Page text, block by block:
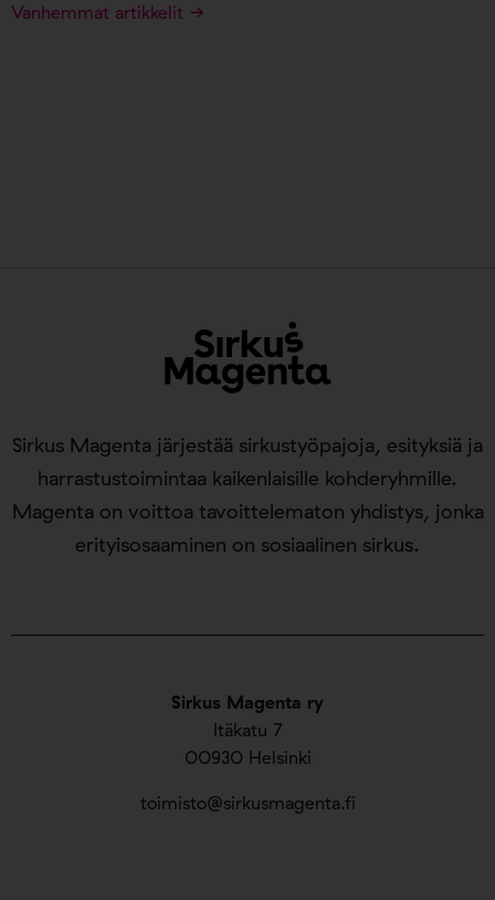
Vanhemmat artikkelit →
Sirkus Magenta ry
Itäkatu 7
00930 Helsinki
toimisto@sirkusmagenta.fi
Sirkus Magenta järjestää sirkustyöpajoja, esityksiä ja
harrastustoimintaa kaikenlaisille kohderyhmille.
Magenta on voittoa tavoittelematon yhdistys, jonka
erityisosaaminen on sosiaalinen sirkus.